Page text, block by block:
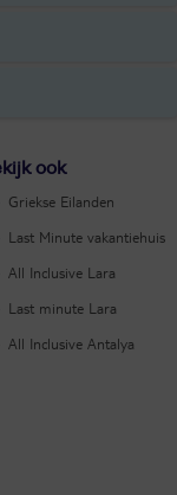
november. Dan is
van 34
excursies te
ook
Griekse Eilanden
Last Minute vakantiehuis
All Inclusive Lara
Last minute Lara
All Inclusive Antalya